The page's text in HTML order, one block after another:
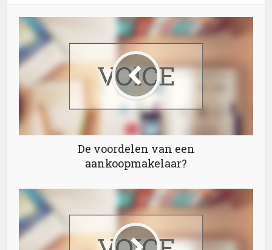
De voordelen van een
aankoopmakelaar?